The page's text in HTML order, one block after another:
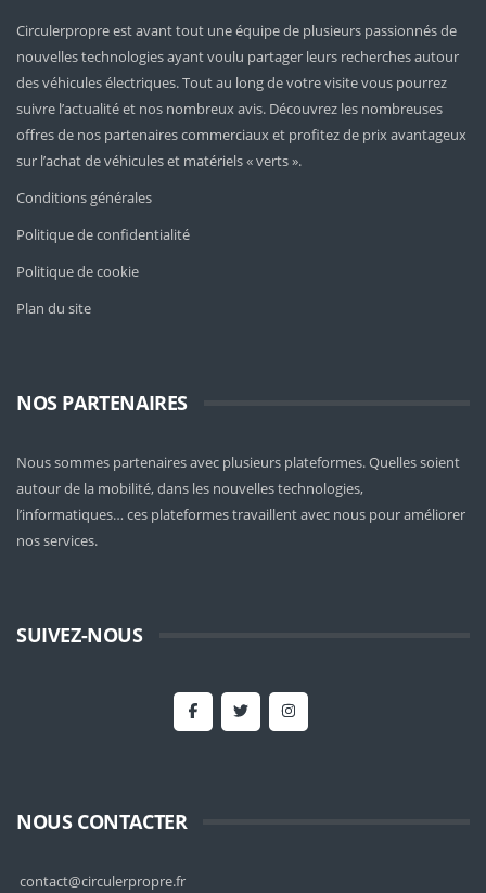
Circulerpropre est avant tout une équipe de plusieurs passionnés de
nouvelles technologies ayant voulu partager leurs recherches autour
des véhicules électriques. Tout au long de votre visite vous pourrez
suivre l’actualité et nos nombreux avis. Découvrez les nombreuses
offres de nos partenaires commerciaux et profitez de prix avantageux
sur l’achat de véhicules et matériels « verts ».
Conditions générales
Politique de confidentialité
Politique de cookie
Plan du site
NOS PARTENAIRES
Nous sommes partenaires avec plusieurs plateformes. Quelles soient
autour de la mobilité, dans les nouvelles technologies,
l’informatiques… ces plateformes travaillent avec nous pour améliorer
nos services.
SUIVEZ-NOUS
NOUS CONTACTER
contact@circulerpropre.fr